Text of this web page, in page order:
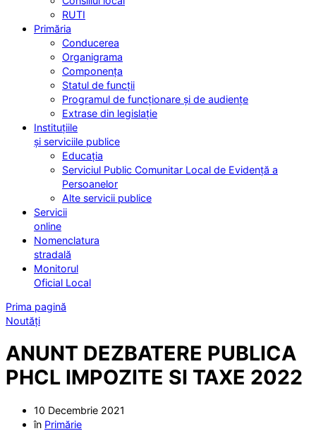
RUTI
Primăria
Conducerea
Organigrama
Componența
Statul de funcții
Programul de funcționare și de audiențe
Extrase din legislație
Instituțiile
și serviciile publice
Educația
Serviciul Public Comunitar Local de Evidență a
Persoanelor
Alte servicii publice
Servicii
online
Nomenclatura
stradală
Monitorul
Oficial Local
Prima pagină
Noutăți
ANUNT DEZBATERE PUBLICA
PHCL IMPOZITE SI TAXE 2022
10 Decembrie 2021
în Primărie